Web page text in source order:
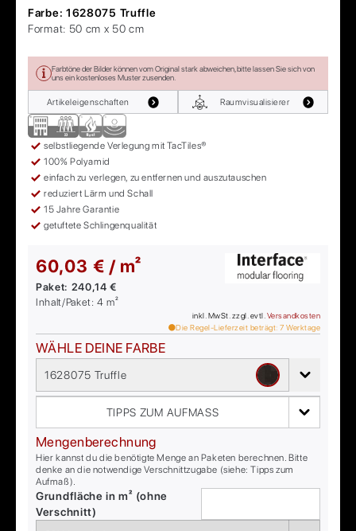
Farbe: 1628075 Truffle
Format: 50 cm x 50 cm
Farbtöne der Bilder können vom Original stark abweichen, bitte lassen Sie sich von
uns ein kostenloses Muster zusenden.
Artikeleigenschaften Raumvisualisierer
selbstliegende Verlegung mit TacTiles®
100% Polyamid
einfach zu verlegen, zu entfernen und auszutauschen
reduziert Lärm und Schall
15 Jahre Garantie
getuftete Schlingenqualität
60,03 € / m²
Paket: 240,14 €
Inhalt/Paket:4 m²
inkl. MwSt. zzgl. evtl. Versandkosten
Die Regel-Lieferzeit beträgt: 7 Werktage
WÄHLE DEINE FARBE
1628075 Truffle
TIPPS ZUM AUFMASS
Mengenberechnung
Hier kannst du die benötigte Menge an Paketen berechnen. Bitte
denke an die notwendige Verschnittzugabe (siehe: Tipps zum
Aufmaß).
Grundfläche in m² (ohne
Verschnitt)